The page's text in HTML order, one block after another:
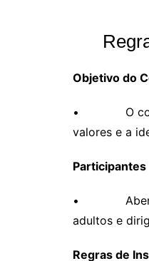
Objetivo do
• O
valores e a
Participantes
• Aberto a
adultos e
Regras de